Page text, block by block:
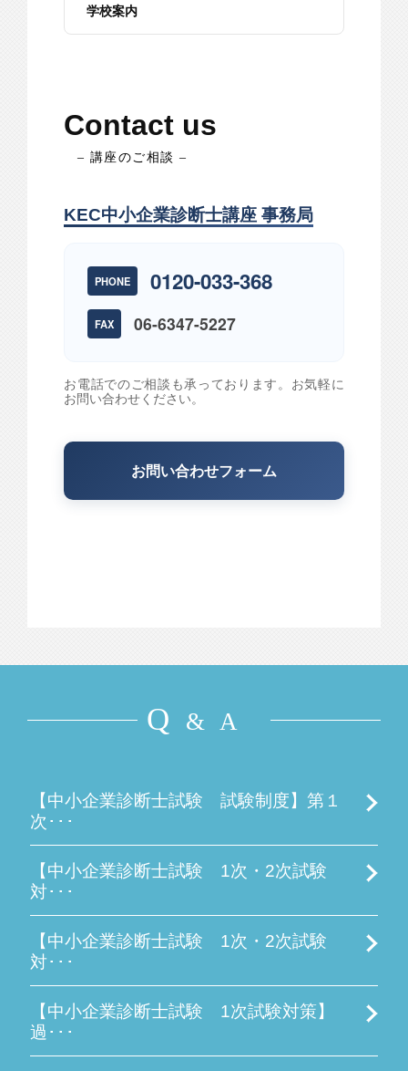
学校案内
Contact us
– 講座のご相談 –
KEC中小企業診断士講座 事務局
PHONE 0120-033-368
FAX 06-6347-5227
お電話でのご相談も承っております。お気軽に
お問い合わせください。
お問い合わせフォーム
Q & A
【中小企業診断士試験 試験制度】第１
次･･･
【中小企業診断士試験 1次・2次試験
対･･･
【中小企業診断士試験 1次・2次試験
対･･･
【中小企業診断士試験 1次試験対策】
過･･･